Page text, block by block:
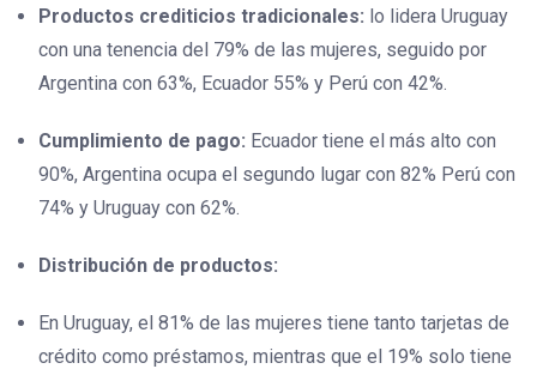
Productos crediticios tradicionales: lo lidera Uruguay
con una tenencia del 79% de las mujeres, seguido por
Argentina con 63%, Ecuador 55% y Perú con 42%.
Cumplimiento de pago: Ecuador tiene el más alto con
90%, Argentina ocupa el segundo lugar con 82% Perú con
74% y Uruguay con 62%.
Distribución de productos:
En Uruguay, el 81% de las mujeres tiene tanto tarjetas de
crédito como préstamos, mientras que el 19% solo tiene